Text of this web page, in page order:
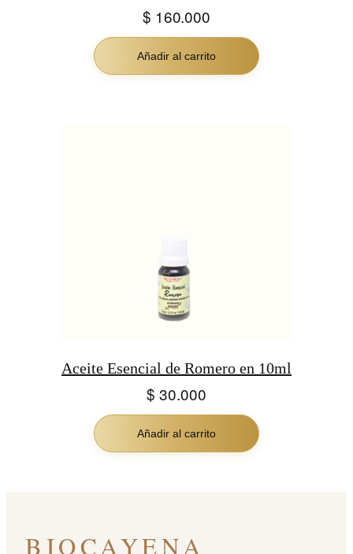
$ 160.000
Añadir al carrito
Aceite Esencial de Romero en 10ml
$ 30.000
Añadir al carrito
BIOCAYENA